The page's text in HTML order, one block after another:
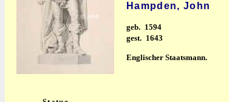
Hampden, John
geb. 1594
gest. 1643
Englischer Staatsmann.